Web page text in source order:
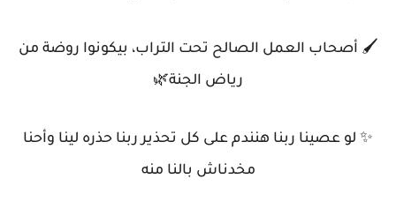
🖌 أصحاب العمل الصالح تحت التراب، بيكونوا روضة من
رياض الجنة🌿
✨ لو عصينا ربنا هنندم على كل تحذير ربنا حذره لينا وأحنا
مخدناش بالنا منه